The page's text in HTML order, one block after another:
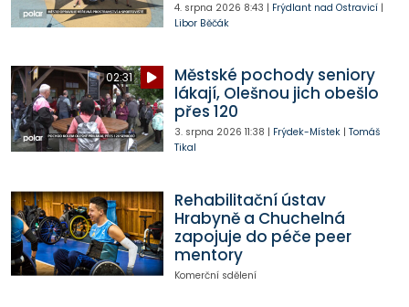
4. srpna 2026 8:43 | Frýdlant nad Ostravicí|
Libor Běčák
02:31
Městské pochody seniory
lákají, Olešnou jich obešlo
přes 120
3. srpna 2026 11:38 | Frýdek-Místek| Tomáš
Tikal
Rehabilitační ústav
Hrabyně a Chuchelná
zapojuje do péče peer
mentory
Komerční sdělení